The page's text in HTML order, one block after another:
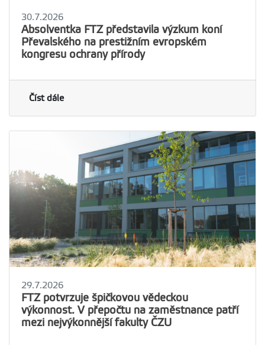
30.7.2026
Absolventka FTZ představila výzkum koní
Převalského na prestižním evropském
kongresu ochrany přírody
Číst dále
29.7.2026
FTZ potvrzuje špičkovou vědeckou
výkonnost. V přepočtu na zaměstnance patří
mezi nejvýkonnější fakulty ČZU